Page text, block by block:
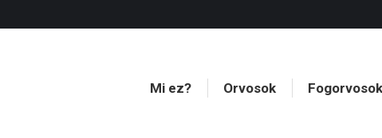
Mi ez? Orvosok Fogorvosok
Mi ez? Orvosok Fogorvosok